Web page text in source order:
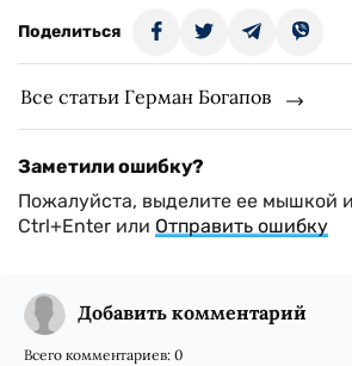
Поделиться
Все статьи Герман Богапов
Заметили ошибку?
Пожалуйста, выделите ее мышкой
Ctrl+Enter или Отправить ошибку
Добавить комментарий
Всего комментариев: 0